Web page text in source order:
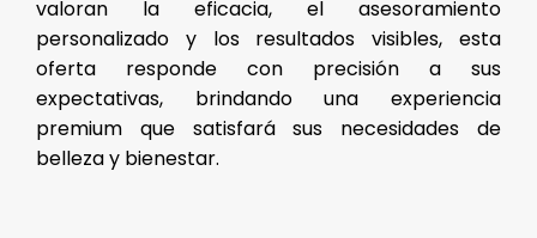
valoran la eficacia, el asesoramiento
personalizado y los resultados visibles, esta
oferta responde con precisión a sus
expectativas, brindando una experiencia
premium que satisfará sus necesidades de
belleza y bienestar.